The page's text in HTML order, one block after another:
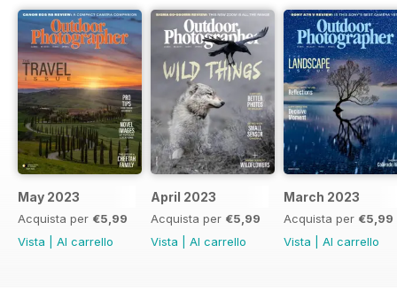
May 2023
Acquista per €5,99
Vista
Al carrello
April 2023
Acquista per €5,99
Vista
Al carrello
March 2023
Acquista per €5,99
Vista
Al carrello